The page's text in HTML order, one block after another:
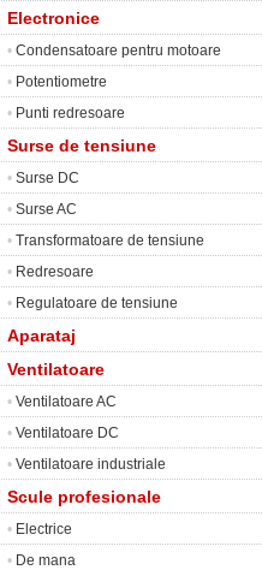
Electronice
• Condensatoare pentru motoare
• Potentiometre
• Punti redresoare
Surse de tensiune
• Surse DC
• Surse AC
• Transformatoare de tensiune
• Redresoare
• Regulatoare de tensiune
Aparataj
Ventilatoare
• Ventilatoare AC
• Ventilatoare DC
• Ventilatoare industriale
Scule profesionale
• Electrice
• De mana